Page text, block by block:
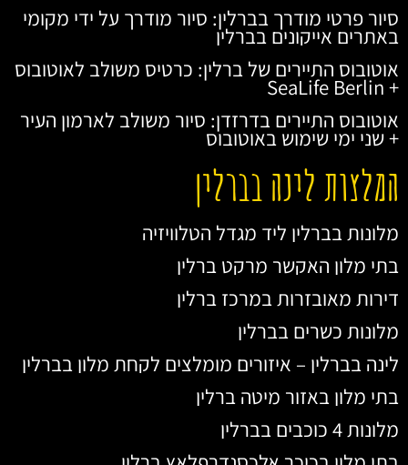
סיור פרטי מודרך בברלין: סיור מודרך על ידי מקומי
באתרים אייקונים בברלין
אוטובוס התיירים של ברלין: כרטיס משולב לאוטובוס
+ SeaLife Berlin
אוטובוס התיירים בדרזדן: סיור משולב לארמון העיר
+ שני ימי שימוש באוטובוס
המלצות לינה בברלין
מלונות בברלין ליד מגדל הטלוויזיה
בתי מלון האקשר מרקט ברלין
דירות מאובזרות במרכז ברלין
מלונות כשרים בברלין
לינה בברלין – איזורים מומלצים לקחת מלון בברלין
בתי מלון באזור מיטה ברלין
מלונות 4 כוכבים בברלין